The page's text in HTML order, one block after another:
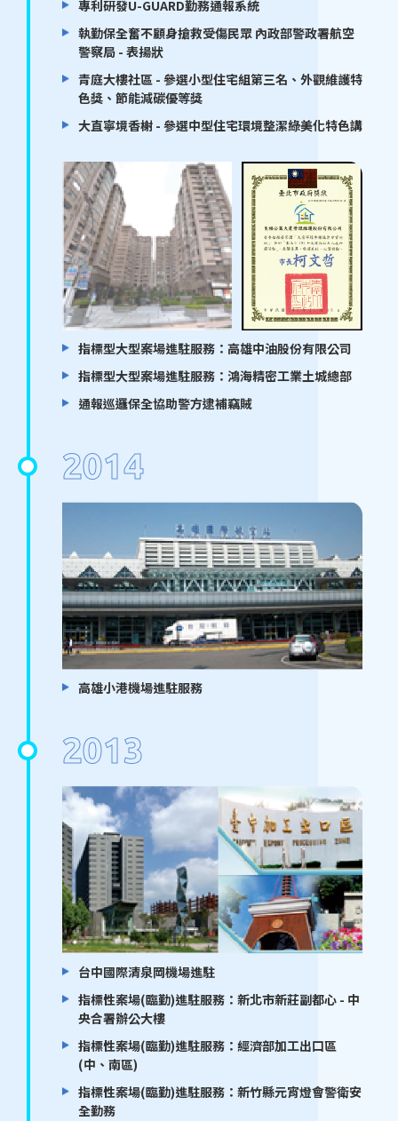
專利研發U-GUARD勤務通報系統
執勤保全奮不顧身搶救受傷民眾 內政部警政署航空
警察局 - 表揚狀
青庭大樓社區 - 參選小型住宅組第三名、外觀維護特
色獎、節能減碳優等獎
大直寧境香榭 - 參選中型住宅環境整潔綠美化特色講
指標型大型案場進駐服務：高雄中油股份有限公司
指標型大型案場進駐服務：鴻海精密工業土城總部
通報巡邏保全協助警方逮補竊賊
2014
高雄小港機場進駐服務
2013
台中國際清泉岡機場進駐
指標性案場(臨勤)進駐服務：新北市新莊副都心 - 中
央合署辦公大樓
指標性案場(臨勤)進駐服務：經濟部加工出口區
(中、南區)
指標性案場(臨勤)進駐服務：新竹縣元宵燈會警衛安
全勤務